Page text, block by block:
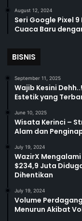
August 12, 2024
Seri Google Pixel
Cuaca Baru
BISNIS
September 11, 2025
Wajib Kesini
Estetik yang
June 10, 2025
Wisata Kerinci –
Alam dan
July 19, 2024
WazirX
$234,9 Juta
Dihentikan
July 19, 2024
Volume
Menurun Akibat